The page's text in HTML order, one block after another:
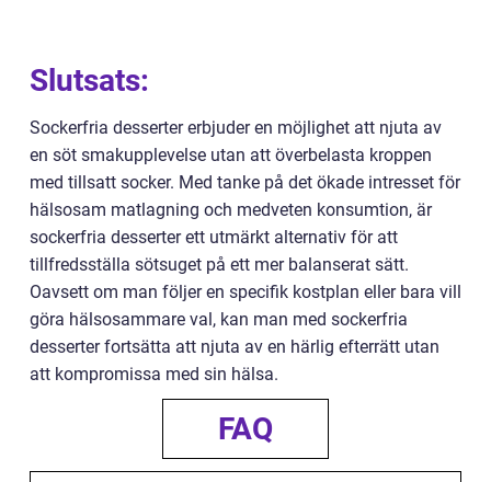
Slutsats:
Sockerfria desserter erbjuder en möjlighet att njuta av
en söt smakupplevelse utan att överbelasta kroppen
med tillsatt socker. Med tanke på det ökade intresset för
hälsosam matlagning och medveten konsumtion, är
sockerfria desserter ett utmärkt alternativ för att
tillfredsställa sötsuget på ett mer balanserat sätt.
Oavsett om man följer en specifik kostplan eller bara vill
göra hälsosammare val, kan man med sockerfria
desserter fortsätta att njuta av en härlig efterrätt utan
att kompromissa med sin hälsa.
FAQ